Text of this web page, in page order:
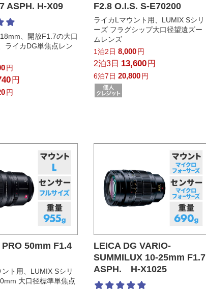
ASPH. H-X09
、開放F1.7の大口
ライカDG単焦点レン
円
円
円
F2.8 O.I.S. S-E70200
ライカLマウント用、LUMIX Sシリ
ーズ フラグシップ大口径望遠ズー
ムレンズ
1泊2日 8,000円
2泊3日 13,600 円
6泊7日 20,800円
50mm F1.4
ト用、LUMIX Sシリ
大口径標準単焦点
LEICA DG VARIO-
SUMMILUX 10-25mm F1.7
ASPH. H-X1025